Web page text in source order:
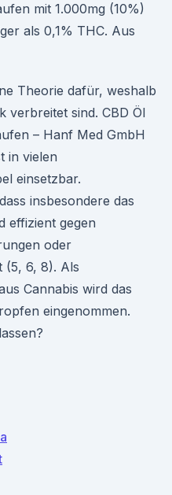
mit 1.000mg (10%)
als 0,1% THC. Aus
Theorie dafür, weshalb
verbreitet sind. CBD Öl
– Hanf Med GmbH
in vielen
einsetzbar.
insbesondere das
effizient gegen
oder
(5, 6, 8). Als
Cannabis wird das
eingenommen.